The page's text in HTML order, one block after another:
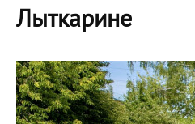
Лыткарине